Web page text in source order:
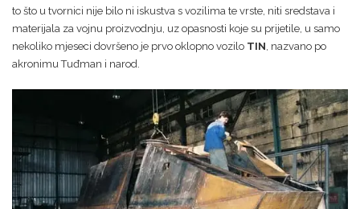
to što u tvornici nije bilo ni iskustva s vozilima te vrste, niti sredstava i
materijala za vojnu proizvodnju, uz opasnosti koje su prijetile, u samo
nekoliko mjeseci dovršeno je prvo oklopno vozilo TIN , nazvano po
akronimu Tuđman i narod.